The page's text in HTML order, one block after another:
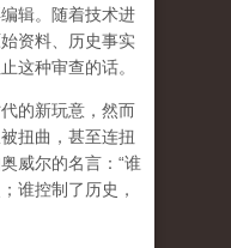
辑。随着技术进
资料、历史事实
这种审查的话。
的新玩意，然而
扭曲，甚至连扭
威尔的名言：“谁
谁控制了历史，